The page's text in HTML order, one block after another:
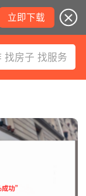
立即下载
找房子 找服务